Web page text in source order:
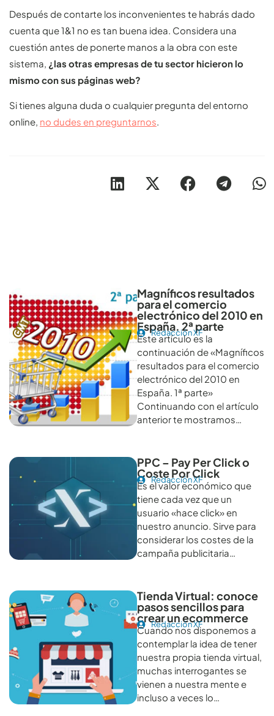
Después de contarte los inconvenientes te habrás dado
cuenta que 1&1 no es tan buena idea. Considera una
cuestión antes de ponerte manos a la obra con este
sistema, ¿las otras empresas de tu sector hicieron lo
mismo con sus páginas web?
Si tienes alguna duda o cualquier pregunta del entorno
online, no dudes en preguntarnos.
Magníficos resultados
para el comercio
electrónico del 2010 en
España. 2ª parte
Redacción XF
Este artículo es la
continuación de «Magníficos
resultados para el comercio
electrónico del 2010 en
España. 1ª parte»
Continuando con el artículo
anterior te mostramos…
PPC – Pay Per Click o
Coste Por Click
Redacción XF
Es el valor económico que
tiene cada vez que un
usuario «hace click» en
nuestro anuncio. Sirve para
considerar los costes de la
campaña publicitaria…
Tienda Virtual: conoce
pasos sencillos para
crear un ecommerce
Redacción XF
Cuando nos disponemos a
contemplar la idea de tener
nuestra propia tienda virtual,
muchas interrogantes se
vienen a nuestra mente e
incluso a veces lo…